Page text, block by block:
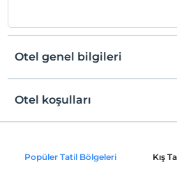
Otel genel bilgileri
Ortak alanlar ve
Otel koşulları
Check/in
Check/out
Popüler Tatil Bölgeleri Kış